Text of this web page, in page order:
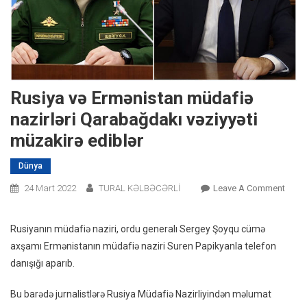
Rusiya və Ermənistan müdafiə
nazirləri Qarabağdakı vəziyyəti
müzakirə ediblər
Dünya
24 Mart 2022 TURAL KƏLBƏCƏRLİ Leave A CommentOn
Rusiyanın müdafiə naziri, ordu generalı Sergey Şoyqu cümə
axşamı Ermənistanın müdafiə naziri Suren Papikyanla telefon
danışığı aparıb.
Bu barədə jurnalistlərə Rusiya Müdafiə Nazirliyindən məlumat